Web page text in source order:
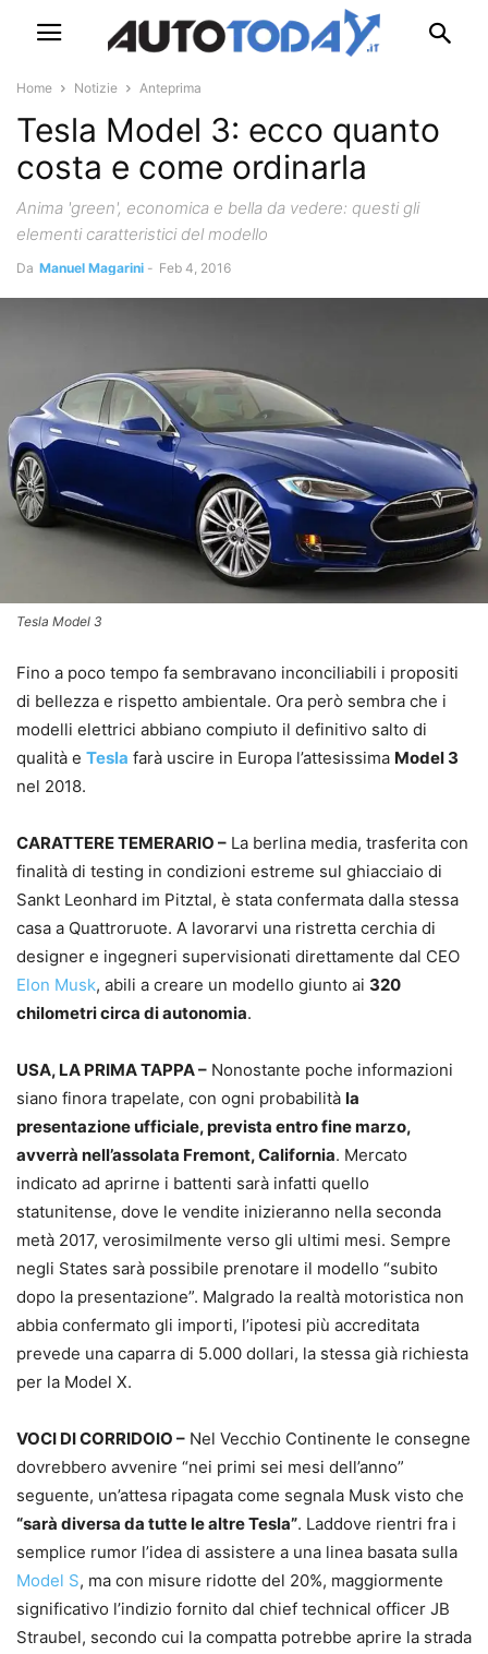
Home Notizie Anteprima
Tesla Model 3: ecco quanto
costa e come ordinarla
Anima 'green', economica e bella da vedere: questi gli
elementi caratteristici del modello
Da Manuel Magarini - Feb 4, 2016
Tesla Model 3
Fino a poco tempo fa sembravano inconciliabili i propositi
di bellezza e rispetto ambientale. Ora però sembra che i
modelli elettrici abbiano compiuto il definitivo salto di
qualità e Tesla farà uscire in Europa l’attesissima Model 3
nel 2018.
CARATTERE TEMERARIO – La berlina media, trasferita con
finalità di testing in condizioni estreme sul ghiacciaio di
Sankt Leonhard im Pitztal, è stata confermata dalla stessa
casa a Quattroruote. A lavorarvi una ristretta cerchia di
designer e ingegneri supervisionati direttamente dal CEO
Elon Musk, abili a creare un modello giunto ai 320
chilometri circa di autonomia.
USA, LA PRIMA TAPPA – Nonostante poche informazioni
siano finora trapelate, con ogni probabilità la
presentazione ufficiale, prevista entro fine marzo,
avverrà nell’assolata Fremont, California. Mercato
indicato ad aprirne i battenti sarà infatti quello
statunitense, dove le vendite inizieranno nella seconda
metà 2017, verosimilmente verso gli ultimi mesi. Sempre
negli States sarà possibile prenotare il modello “subito
dopo la presentazione”. Malgrado la realtà motoristica non
abbia confermato gli importi, l’ipotesi più accreditata
prevede una caparra di 5.000 dollari, la stessa già richiesta
per la Model X.
VOCI DI CORRIDOIO – Nel Vecchio Continente le consegne
dovrebbero avvenire “nei primi sei mesi dell’anno”
seguente, un’attesa ripagata come segnala Musk visto che
“sarà diversa da tutte le altre Tesla”. Laddove rientri fra i
semplice rumor l’idea di assistere a una linea basata sulla
Model S, ma con misure ridotte del 20%, maggiormente
significativo l’indizio fornito dal chief technical officer JB
Straubel, secondo cui la compatta potrebbe aprire la strada